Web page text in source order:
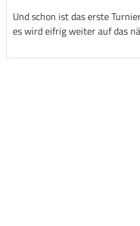
Und schon ist das erste
es wird eifrig weiter auf das